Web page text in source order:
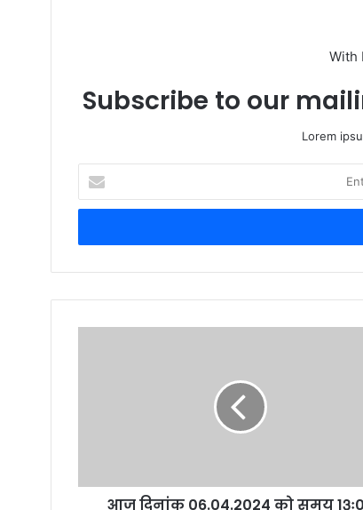
With
Subscribe to our
Lorem
your
Email
आज दिनांक 06.04.2024 को समय